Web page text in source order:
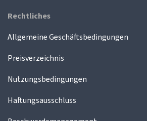
Rechtliches
Allgemeine Geschäftsbedingungen
Preisverzeichnis
Nutzungsbedingungen
Haftungsausschluss